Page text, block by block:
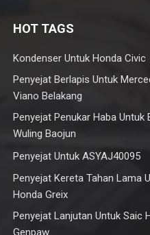
HOT TAGS
Kondenser Untuk Honda Civic
Penyejat Berlapis Untuk
Viano Belakang
Penyejat Penukar Haba Untuk
Wuling Baojun
Penyejat Untuk ASYAJ40095
Penyejat Kereta Tahan Lama
Honda Greix
Penyejat Lanjutan Untuk Saic
Genpaw